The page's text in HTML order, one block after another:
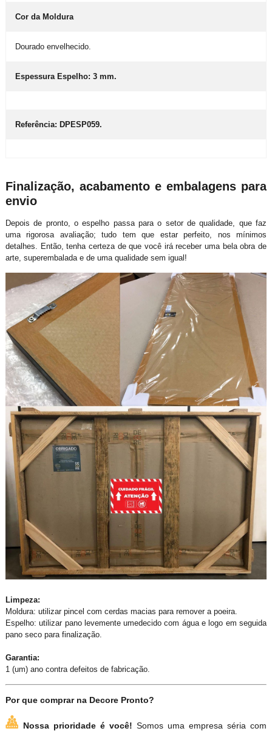
Cor da Moldura
Dourado envelhecido.
Espessura Espelho: 3 mm.
Referência: DPESP059.
Finalização, acabamento e embalagens para
envio
Depois de pronto, o espelho passa para o setor de qualidade, que faz
uma rigorosa avaliação; tudo tem que estar perfeito, nos mínimos
detalhes. Então, tenha certeza de que você irá receber uma bela obra de
arte, superembalada e de uma qualidade sem igual!
Limpeza:
Moldura: utilizar pincel com cerdas macias para remover a poeira.
Espelho: utilizar pano levemente umedecido com água e logo em seguida
pano seco para finalização.
Garantia:
1 (um) ano contra defeitos de fabricação.
Por que comprar na Decore Pronto?
Nossa prioridade é você! Somos uma empresa séria com